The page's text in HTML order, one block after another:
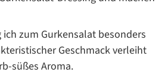
ich zum Gurkensalat besonders
Geschmack verleiht
süßes Aroma.